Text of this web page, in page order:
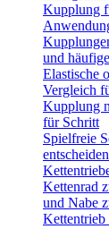
Kupplung
und
Elastische
Vergleich
Kupplung
für Schritt
Spielfreie
Kettenrad
und Nabe
Kettentrieb